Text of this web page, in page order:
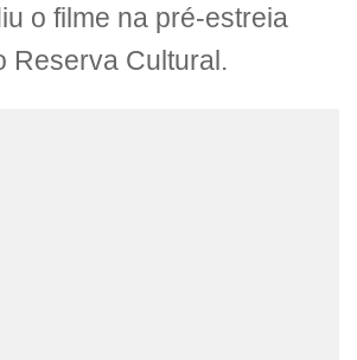
o filme na pré-estreia
Reserva Cultural.